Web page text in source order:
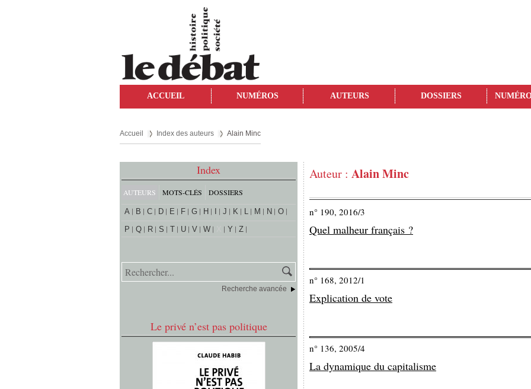
ACCUEIL NUMÉROS AUTEURS DOSSIERS
Accueil Index des auteurs Alain Minc
Index
AUTEURS MOTS-CLÉS DOSSIERS
A B C D E F G H J K L M N
O
P
Q R S T U V W Y Z
Recherche avancée
Le privé n’est pas politique
Auteur : Alain Minc
n° 190, 2016/3
Quel malheur français ?
n° 168, 2012/1
Explication de vote
n° 136, 2005/4
La dynamique du capitalisme